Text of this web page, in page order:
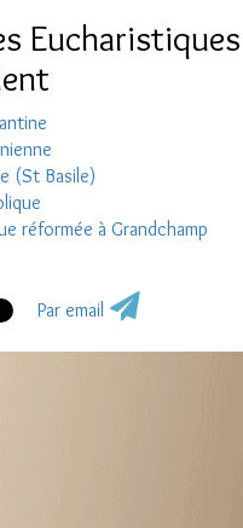
Eucharistiques
(St Basile)
réformée à Grandchamp
Par email